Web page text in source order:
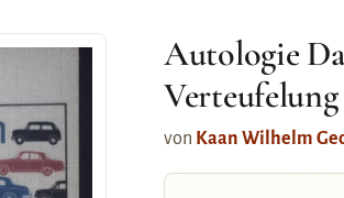
Autologie
Verteufelung
von Kaan Wilhelm